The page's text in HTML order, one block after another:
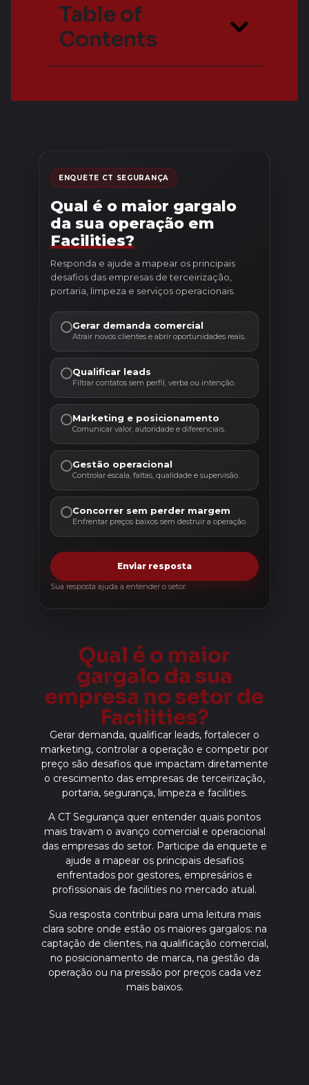
Table of
Contents
ENQUETE CT SEGURANÇA
Qual é o maior gargalo
da sua operação em
Facilities?
Responda e ajude a mapear os principais
desafios das empresas de terceirização,
portaria, limpeza e serviços operacionais.
Gerar demanda comercial
Atrair novos clientes e abrir oportunidades reais.
Qualificar leads
Filtrar contatos sem perfil, verba ou intenção.
Marketing e posicionamento
Comunicar valor, autoridade e diferenciais.
Gestão operacional
Controlar escala, faltas, qualidade e supervisão.
Concorrer sem perder margem
Enfrentar preços baixos sem destruir a operação.
Enviar resposta
Sua resposta ajuda a entender o setor.
Qual é o maior
gargalo da sua
empresa no setor de
Facilities?
Gerar demanda, qualificar leads, fortalecer o
marketing, controlar a operação e competir por
preço são desafios que impactam diretamente
o crescimento das empresas de terceirização,
portaria, segurança, limpeza e facilities.
A CT Segurança quer entender quais pontos
mais travam o avanço comercial e operacional
das empresas do setor. Participe da enquete e
ajude a mapear os principais desafios
enfrentados por gestores, empresários e
profissionais de facilities no mercado atual.
Sua resposta contribui para uma leitura mais
clara sobre onde estão os maiores gargalos: na
captação de clientes, na qualificação comercial,
no posicionamento de marca, na gestão da
operação ou na pressão por preços cada vez
mais baixos.